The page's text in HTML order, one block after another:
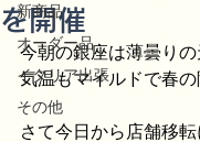
新商品
オーダー品
イタリア出張
その他
を開催
今朝の銀座は薄曇りの
気温もマイルドで春の
さて今日から店舗移